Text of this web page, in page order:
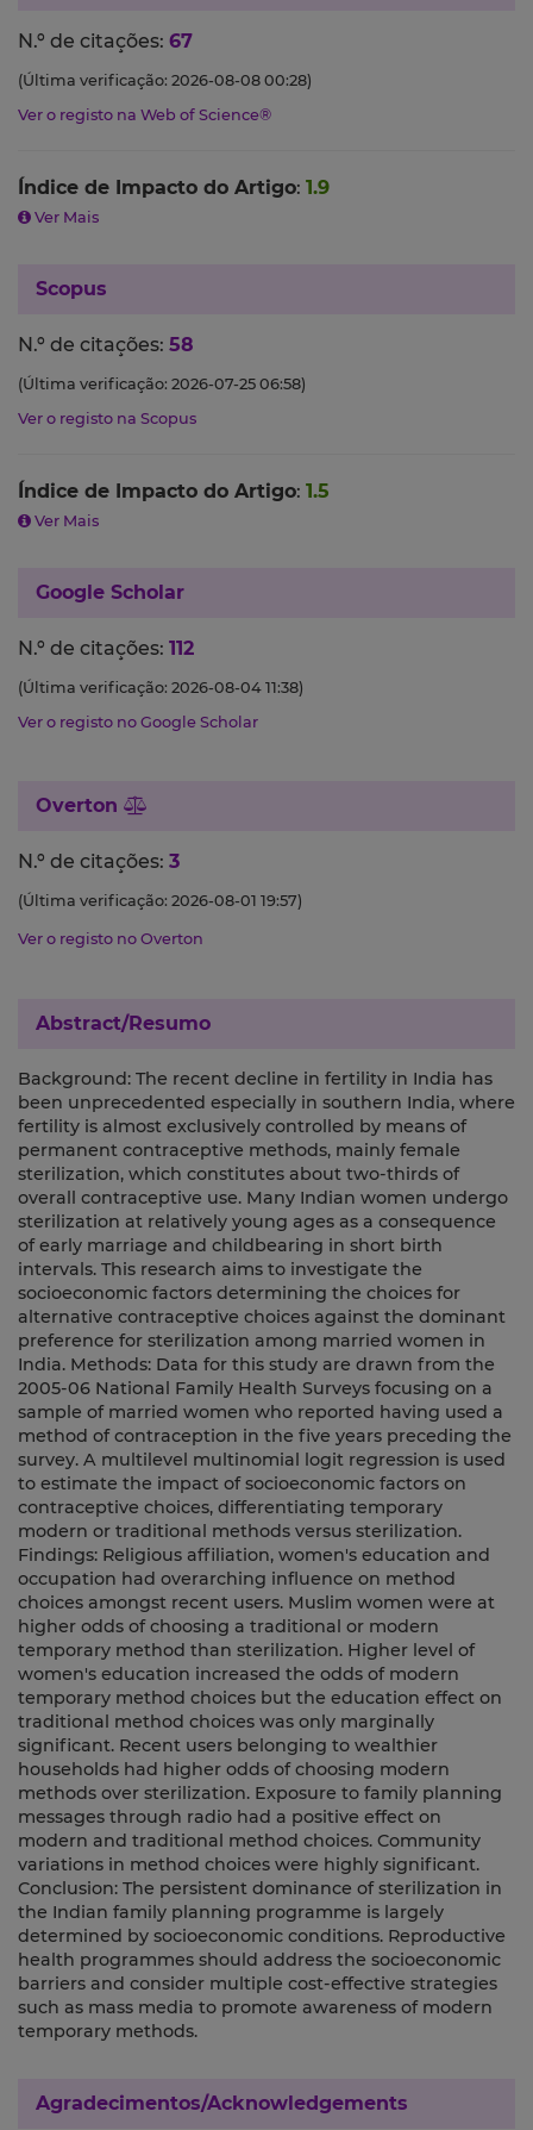
N.º de citações: 67
(Última verificação: 2026-08-08 00:28)
Ver o registo na Web of Science®
Índice de Impacto do Artigo: 1.9
Ver Mais
Scopus
N.º de citações: 58
(Última verificação: 2026-07-25 06:58)
Ver o registo na Scopus
Índice de Impacto do Artigo: 1.5
Ver Mais
Google Scholar
N.º de citações: 112
(Última verificação: 2026-08-04 11:38)
Ver o registo no Google Scholar
Overton
N.º de citações: 3
(Última verificação: 2026-08-01 19:57)
Ver o registo no Overton
Abstract/Resumo
Background: The recent decline in fertility in India has
been unprecedented especially in southern India, where
fertility is almost exclusively controlled by means of
permanent contraceptive methods, mainly female
sterilization, which constitutes about two-thirds of
overall contraceptive use. Many Indian women undergo
sterilization at relatively young ages as a consequence
of early marriage and childbearing in short birth
intervals. This research aims to investigate the
socioeconomic factors determining the choices for
alternative contraceptive choices against the dominant
preference for sterilization among married women in
India. Methods: Data for this study are drawn from the
2005-06 National Family Health Surveys focusing on a
sample of married women who reported having used a
method of contraception in the five years preceding the
survey. A multilevel multinomial logit regression is used
to estimate the impact of socioeconomic factors on
contraceptive choices, differentiating temporary
modern or traditional methods versus sterilization.
Findings: Religious affiliation, women's education and
occupation had overarching influence on method
choices amongst recent users. Muslim women were at
higher odds of choosing a traditional or modern
temporary method than sterilization. Higher level of
women's education increased the odds of modern
temporary method choices but the education effect on
traditional method choices was only marginally
significant. Recent users belonging to wealthier
households had higher odds of choosing modern
methods over sterilization. Exposure to family planning
messages through radio had a positive effect on
modern and traditional method choices. Community
variations in method choices were highly significant.
Conclusion: The persistent dominance of sterilization in
the Indian family planning programme is largely
determined by socioeconomic conditions. Reproductive
health programmes should address the socioeconomic
barriers and consider multiple cost-effective strategies
such as mass media to promote awareness of modern
temporary methods.
Agradecimentos/Acknowledgements